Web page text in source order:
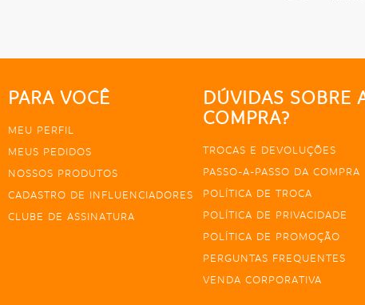
PARA VOCÊ
MEU PERFIL
MEUS PEDIDOS
NOSSOS PRODUTOS
CADASTRO DE INFLUENCIADORES
CLUBE DE ASSINATURA
DÚVIDAS SOBRE
COMPRA?
TROCAS E DEVOLUÇÕES
PASSO-A-PASSO DA COMPRA
POLÍTICA DE TROCA
POLÍTICA DE PRIVACIDADE
POLÍTICA DE PROMOÇÃO
PERGUNTAS FREQUENTES
VENDA CORPORATIVA